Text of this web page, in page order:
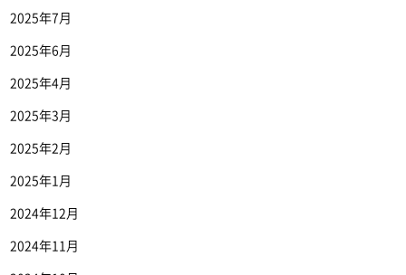
2025年7月
2025年6月
2025年4月
2025年3月
2025年2月
2025年1月
2024年12月
2024年11月